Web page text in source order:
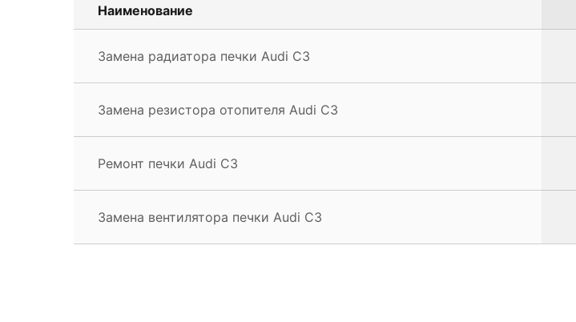
Наименование
Замена радиатора печки Audi С3
Замена резистора отопителя Audi С3
Ремонт печки Audi С3
Замена вентилятора печки Audi С3